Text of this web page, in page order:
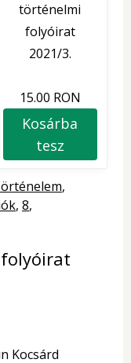
történelmi
folyóirat
2021/3.
15.00 RON
Kosárba
tesz
8
Kocsárd